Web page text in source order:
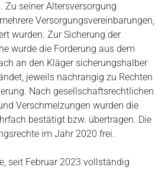
Zu seiner Altersversorgung
Versorgungsvereinbarungen,
wurden. Zur Sicherung der
wurde die Forderung aus dem
an den Kläger sicherungshalber
jeweils nachrangig zu Rechten
Nach gesellschaftsrechtlichen
Verschmelzungen wurden die
bestätigt bzw. übertragen. Die
im Jahr 2020 frei.
seit Februar 2023 vollständig